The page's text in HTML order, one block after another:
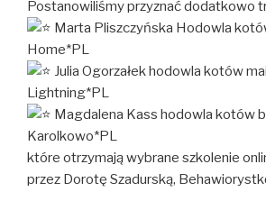
Postanowiliśmy przyznać dodatkowo
Marta Pliszczyńska Hodowla
Home*PL
Julia Ogorzałek hodowla kotów
Lightning*PL
Magdalena Kass hodowla kotów
Karolkowo*PL
które otrzymają wybrane szkolenie
przez Dorotę Szadurską,